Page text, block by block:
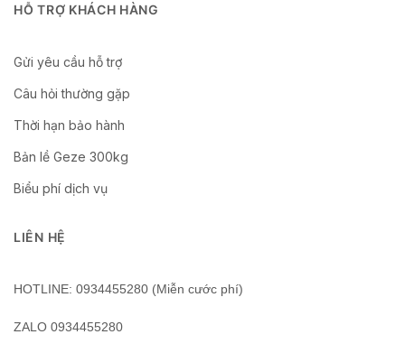
HỖ TRỢ KHÁCH HÀNG
Gửi yêu cầu hỗ trợ
Câu hỏi thường gặp
Thời hạn bảo hành
Bản lề Geze 300kg
Biểu phí dịch vụ
LIÊN HỆ
HOTLINE: 0934455280 (Miễn cước phí)
ZALO 0934455280